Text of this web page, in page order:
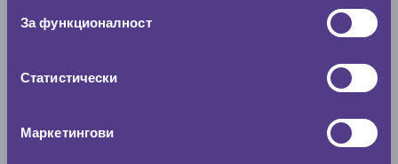
За функционалност
Статистически
Маркетингови
По марка автомобил